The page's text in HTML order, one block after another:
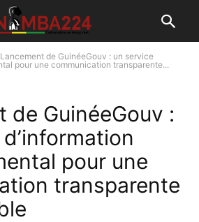
Lancement de GuinéeGouv : un service
pour une communication transparente...
de GuinéeGouv :
pour une
transparente